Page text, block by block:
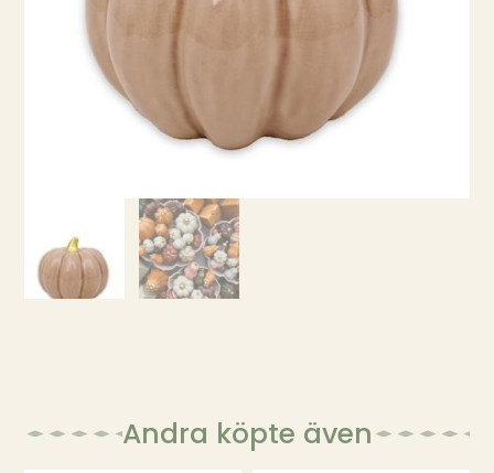
Andra köpte även